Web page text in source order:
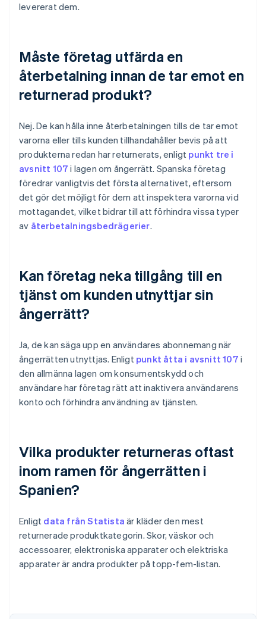
levererat dem.
Måste företag utfärda en
återbetalning innan de tar emot en
returnerad produkt?
Nej. De kan hålla inne återbetalningen tills de tar emot
varorna eller tills kunden tillhandahåller bevis på att
produkterna redan har returnerats, enligt punkt tre i
avsnitt 107 i lagen om ångerrätt. Spanska företag
föredrar vanligtvis det första alternativet, eftersom
det gör det möjligt för dem att inspektera varorna vid
mottagandet, vilket bidrar till att förhindra vissa typer
av återbetalningsbedrägerier.
Kan företag neka tillgång till en
tjänst om kunden utnyttjar sin
ångerrätt?
Ja, de kan säga upp en användares abonnemang när
ångerrätten utnyttjas. Enligt punkt åtta i avsnitt 107 i
den allmänna lagen om konsumentskydd och
användare har företag rätt att inaktivera användarens
konto och förhindra användning av tjänsten.
Vilka produkter returneras oftast
inom ramen för ångerrätten i
Spanien?
Enligt data från Statista är kläder den mest
returnerade produktkategorin. Skor, väskor och
accessoarer, elektroniska apparater och elektriska
apparater är andra produkter på topp-fem-listan.
Australien
English
Belgien
Bulgarien